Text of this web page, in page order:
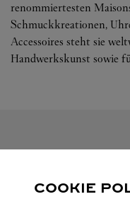
renommiertesten
Schmuckkreationen,
Accessoires steht sie
Handwerkskunst sowie
Visit us on
Link Opens
COOKIE